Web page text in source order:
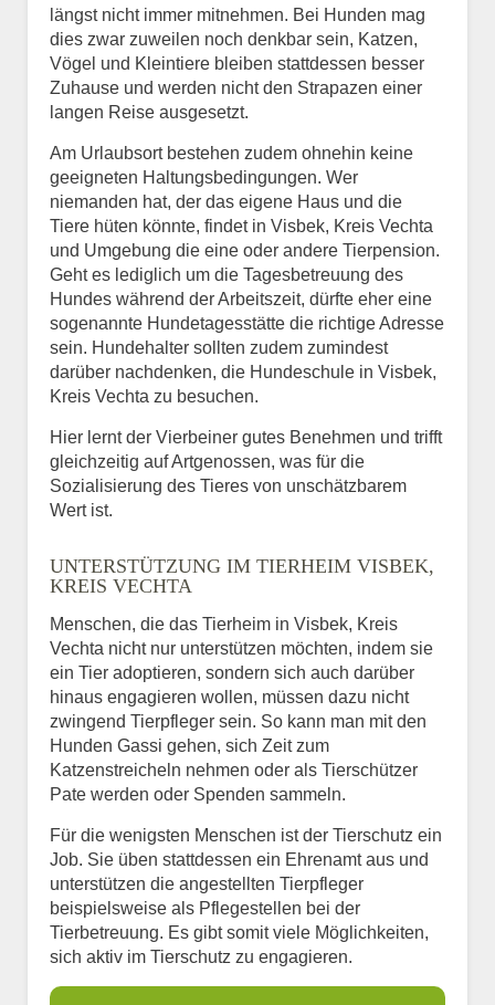
längst nicht immer mitnehmen. Bei Hunden mag
dies zwar zuweilen noch denkbar sein, Katzen,
Vögel und Kleintiere bleiben stattdessen besser
Zuhause und werden nicht den Strapazen einer
langen Reise ausgesetzt.
Am Urlaubsort bestehen zudem ohnehin keine
geeigneten Haltungsbedingungen. Wer
niemanden hat, der das eigene Haus und die
Tiere hüten könnte, findet in Visbek, Kreis Vechta
und Umgebung die eine oder andere Tierpension.
Geht es lediglich um die Tagesbetreuung des
Hundes während der Arbeitszeit, dürfte eher eine
sogenannte Hundetagesstätte die richtige Adresse
sein. Hundehalter sollten zudem zumindest
darüber nachdenken, die Hundeschule in Visbek,
Kreis Vechta zu besuchen.
Hier lernt der Vierbeiner gutes Benehmen und trifft
gleichzeitig auf Artgenossen, was für die
Sozialisierung des Tieres von unschätzbarem
Wert ist.
UNTERSTÜTZUNG IM TIERHEIM VISBEK,
KREIS VECHTA
Menschen, die das Tierheim in Visbek, Kreis
Vechta nicht nur unterstützen möchten, indem sie
ein Tier adoptieren, sondern sich auch darüber
hinaus engagieren wollen, müssen dazu nicht
zwingend Tierpfleger sein. So kann man mit den
Hunden Gassi gehen, sich Zeit zum
Katzenstreicheln nehmen oder als Tierschützer
Pate werden oder Spenden sammeln.
Für die wenigsten Menschen ist der Tierschutz ein
Job. Sie üben stattdessen ein Ehrenamt aus und
unterstützen die angestellten Tierpfleger
beispielsweise als Pflegestellen bei der
Tierbetreuung. Es gibt somit viele Möglichkeiten,
sich aktiv im Tierschutz zu engagieren.